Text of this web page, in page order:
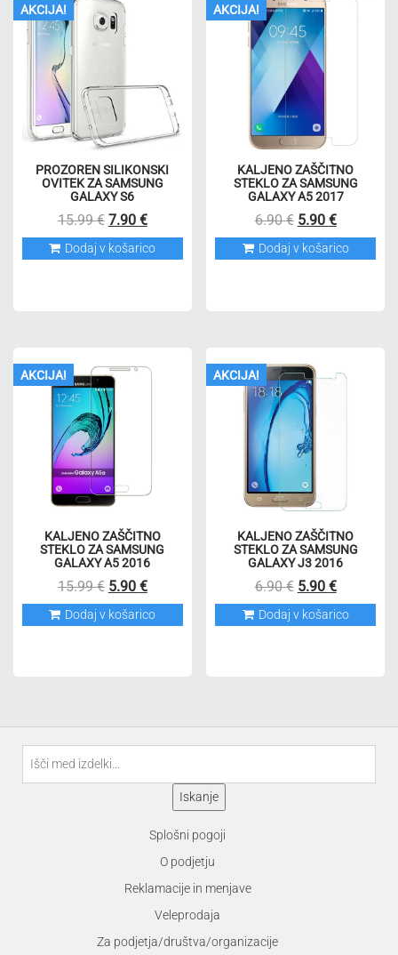
AKCIJA!
PROZOREN SILIKONSKI
OVITEK ZA SAMSUNG
GALAXY S6
15.99€ Izvirna
cena
7.90 €Trenutna
cena
Dodaj v košarico
AKCIJA!
KALJENO ZAŠČITNO
STEKLO ZA SAMSUNG
GALAXY A5 2017
6.90€ Izvirna
cena
5.90 €Trenutna
cena
Dodaj v košarico
AKCIJA!
KALJENO ZAŠČITNO
STEKLO ZA SAMSUNG
GALAXY A5 2016
15.99€ Izvirna
cena
5.90 €Trenutna
cena
Dodaj v košarico
AKCIJA!
KALJENO ZAŠČITNO
STEKLO ZA SAMSUNG
GALAXY J3 2016
6.90€ Izvirna
cena
5.90 €Trenutna
cena
Dodaj v košarico
Išči:
Iskanje
Splošni pogoji
O podjetju
Reklamacije in menjave
Veleprodaja
Za podjetja/društva/organizacije